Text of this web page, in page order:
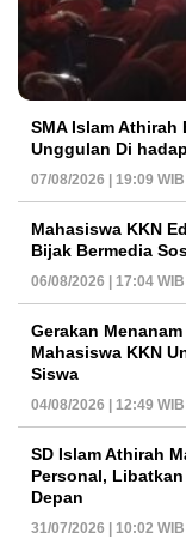
SMA Islam Athirah
Unggulan Di
07/08/2026 | 19:09 WIB
Mahasiswa KKN
Bijak Bermedia
06/08/2026 | 17:04 WIB
Gerakan
Mahasiswa KKN
Siswa
04/08/2026 | 12:49 WIB
SD Islam Athirah
Personal,
Depan
31/07/2026 | 10:02 WIB